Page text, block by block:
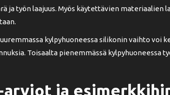
ja työn laajuus. Myös käytettävien
kylpyhuoneessa silikonin vaihto voi
Toisaalta pienemmässä kylpyhuoneessa
arviot ja